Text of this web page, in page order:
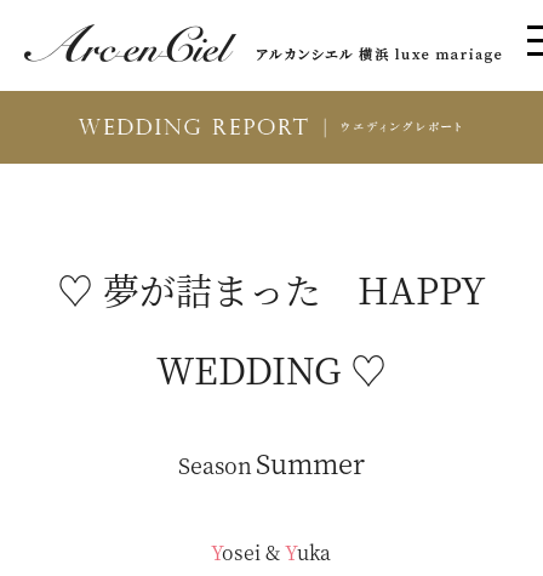
♡ 夢が詰まった HAPPY
WEDDING ♡
Season Summer
Yosei& Yuka